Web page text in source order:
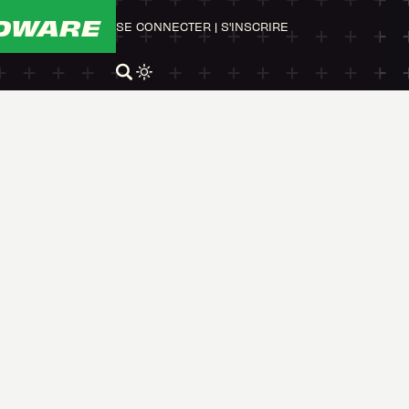
SE CONNECTER | S'INSCRIRE